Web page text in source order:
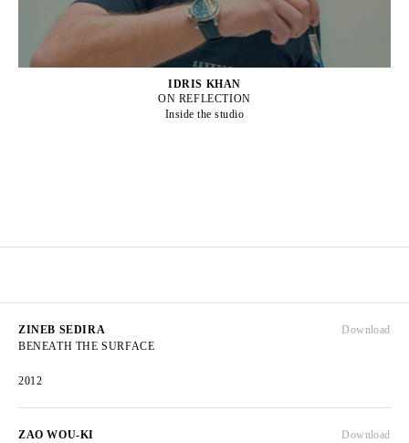
IDRIS KHAN
ON REFLECTION
Inside the studio
ZINEB SEDIRA
BENEATH THE SURFACE
2012
Download
ZAO WOU-KI
Download